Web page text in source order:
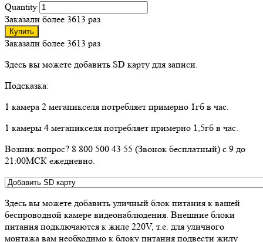
Quantity
Заказали более 3613 раз
Купить
Заказали более 3613 раз
Здесь вы можете добавить SD карту для записи.
Подсказка:
1 камера 2 мегапикселя потребляет примерно 1гб в час.
1 камеры 4 мегапикселя потребляет примерно 1,5гб в час.
Возник вопрос? 8 800 500 43 55 (Звонок бесплатный) с 9 до
21:00МСК ежедневно.
Здесь вы можете добавить уличный блок питания к вашей
беспроводной камере видеонаблюдения. Внешние блоки
питания подключаются к жиле 220V, т.е. для уличного
монтажа вам необходимо к блоку питания подвести жилу